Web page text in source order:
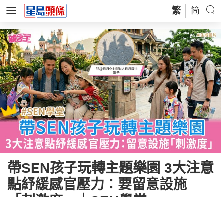
繁 简
帶SEN孩子玩轉主題樂園 3大注意
點紓緩感官壓力：要留意設施